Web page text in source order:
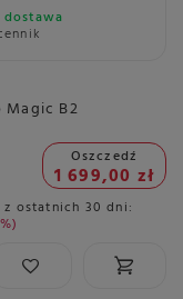
Magic B2
Oszczedź
1 699,00 zł
z ostatnich 30 dni: